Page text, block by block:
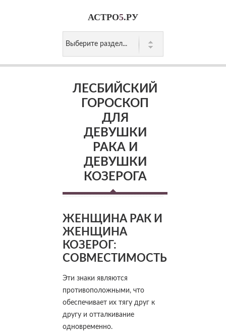
АСТРО5.РУ
ЛЕСБИЙСКИЙ
ГОРОСКОП
ДЛЯ
ДЕВУШКИ
РАКА И
ДЕВУШКИ
КОЗЕРОГА
ЖЕНЩИНА РАК И
ЖЕНЩИНА
КОЗЕРОГ:
СОВМЕСТИМОСТЬ
Эти знаки являются
противоположными, что
обеспечивает их тягу друг к
другу и отталкивание
одновременно.